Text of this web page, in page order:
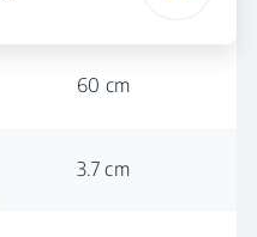
60 cm
3.7 cm